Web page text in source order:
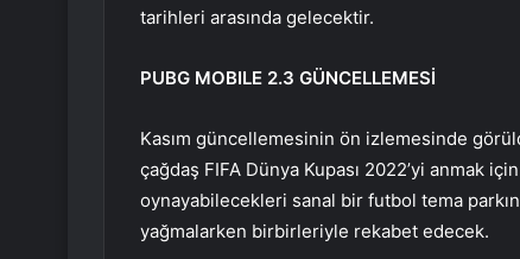
tarihleri arasında gelecektir.
PUBG MOBILE 2.3 GÜNCELLEMESİ
Kasım güncellemesinin ön izlemesinde
çağdaş FIFA Dünya Kupası 2022’yi anmak
oynayabilecekleri sanal bir futbol tema
yağmalarken birbirleriyle rekabet edecek.